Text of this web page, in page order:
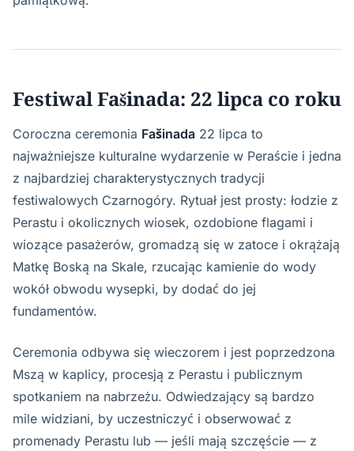
Festiwal Fašinada: 22 lipca co roku
Coroczna ceremonia Fašinada 22 lipca to
najważniejsze kulturalne wydarzenie w Peraście i jedna
z najbardziej charakterystycznych tradycji
festiwalowych Czarnogóry. Rytuał jest prosty: łodzie z
Perastu i okolicznych wiosek, ozdobione flagami i
wiozące pasażerów, gromadzą się w zatoce i okrążają
Matkę Boską na Skale, rzucając kamienie do wody
wokół obwodu wysepki, by dodać do jej
fundamentów.
Ceremonia odbywa się wieczorem i jest poprzedzona
Mszą w kaplicy, procesją z Perastu i publicznym
spotkaniem na nabrzeżu. Odwiedzający są bardzo
mile widziani, by uczestniczyć i obserwować z
promenady Perastu lub — jeśli mają szczęście — z